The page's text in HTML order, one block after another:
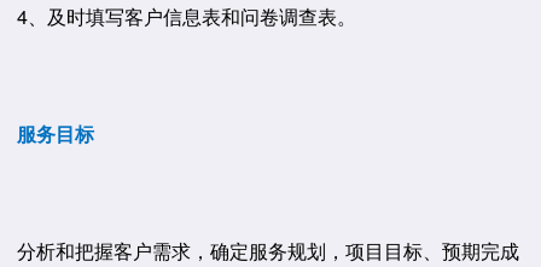
4、及时填写客户信息表和问卷调查表。
服务目标
分析和把握客户需求，确定服务规划，项目目标、预期完成